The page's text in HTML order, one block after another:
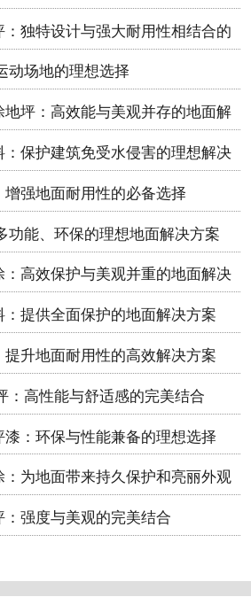
：独特设计与强大耐用性相结合的
动场地的理想选择
地坪：高效能与美观并存的地面解
：保护建筑免受水侵害的理想解决
增强地面耐用性的必备选择
功能、环保的理想地面解决方案
：高效保护与美观并重的地面解决
：提供全面保护的地面解决方案
提升地面耐用性的高效解决方案
：高性能与舒适感的完美结合
漆：环保与性能兼备的理想选择
：为地面带来持久保护和亮丽外观
：强度与美观的完美结合